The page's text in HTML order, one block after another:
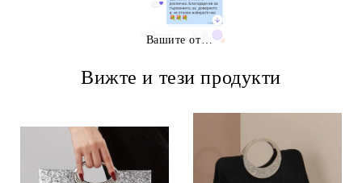
Вашите отзиви
Вижте и тези продукти